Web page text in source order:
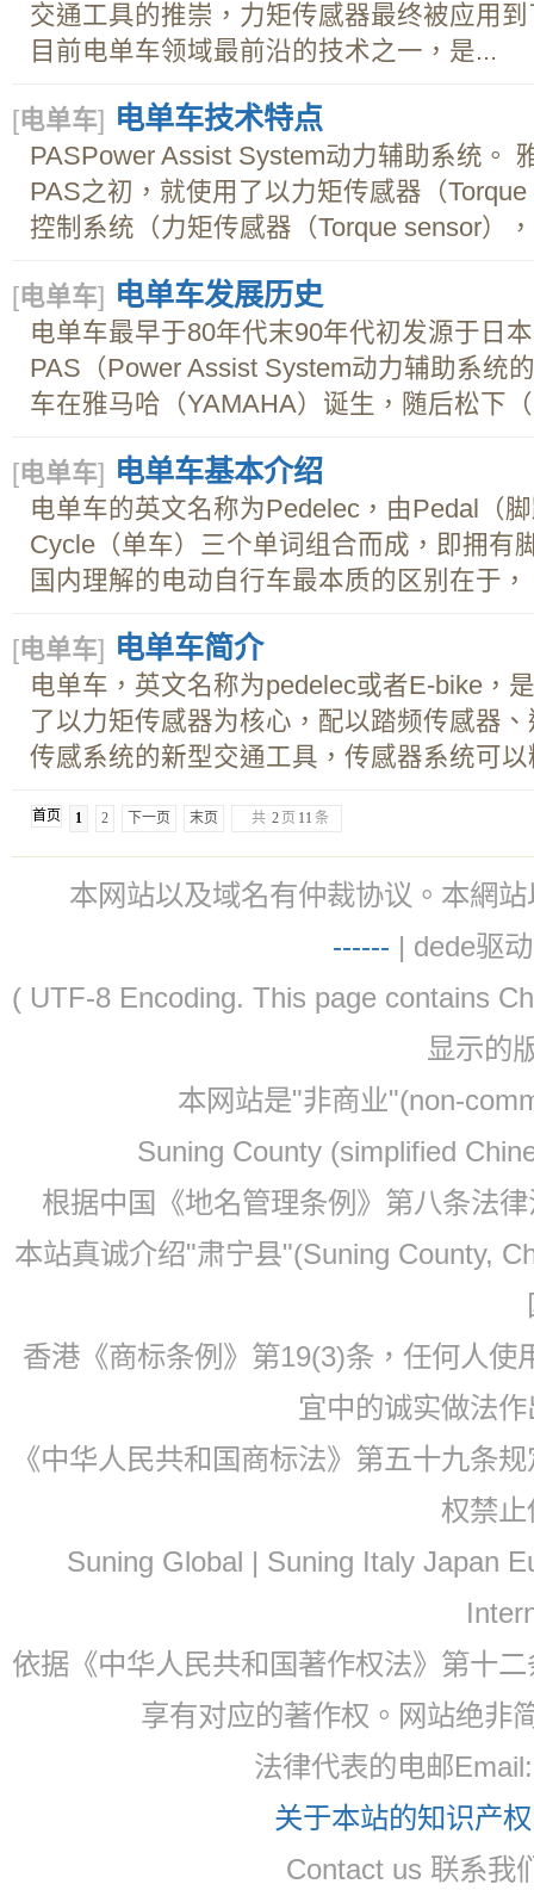
交通工具的推崇，力矩传感器最终被应用
目前电单车领域最前沿的技术之一，是...
[电单车] 电单车技术特点
PASPower Assist System动力辅助系统。
PAS之初，就使用了以力矩传感器（
控制系统（力矩传感器（Torque sensor）
[电单车] 电单车发展历史
电单车最早于80年代末90年代初发源于日
PAS（Power Assist System动力辅助系统
车在雅马哈（YAMAHA）诞生，随后松下
[电单车] 电单车基本介绍
电单车的英文名称为Pedelec，由Pedal（
Cycle（单车）三个单词组合而成，即拥有
国内理解的电动自行车最本质的区别在于
[电单车] 电单车简介
电单车，英文名称为pedelec或者E-bike，
了以力矩传感器为核心，配以踏频传感器
传感系统的新型交通工具，传感器系统可
首页 1 2 下一页 末页 共 2 页 11 条
本网站以及域名有仲裁协议。本網
------ | dede驱
( UTF-8 Encoding. This page contains
显示的
本网站是"非商业"(non-
Suning County (simplified
根据中国《地名管理条例》第八条法
本站真诚介绍"肃宁县"(Suning County,
香港《商标条例》第19(3)条，任何人
宜中的诚实做法
《中华人民共和国商标法》第五十九条
权禁
Suning Global | Suning Italy Japan
依据《中华人民共和国著作权法》第十
享有对应的著作权。网站绝非
法律代表的电邮
关于本站的知识产
Contact us 联系我